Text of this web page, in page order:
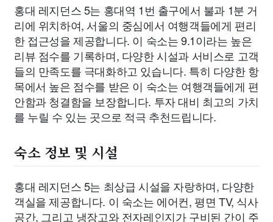
홍대 레지던스 5는 홍대역 1번 출구에서 불과 1분 거
리에 위치하여, 서울의 중심에서 여행객들에게 편리
한 접근성을 제공합니다. 이 숙소는 9.1이라는 높은
리뷰 점수를 기록하며, 다양한 시설과 서비스로 고객
들의 만족도를 극대화하고 있습니다. 특히 다양한 항
목에서 높은 점수를 받은 이 숙소는 여행객들에게 편
안함과 청결함을 보장합니다. 투자 대비 최고의 가치
를 누릴 수 있는 곳으로 적극 추천드립니다.
숙소 정보 및 시설
홍대 레지던스 5는 최상급 시설을 자랑하며, 다양한
객실을 제공합니다. 이 숙소는 에어컨, 평면 TV, 식사
공간, 그리고 냉장고와 전자레인지가 구비된 간이 주